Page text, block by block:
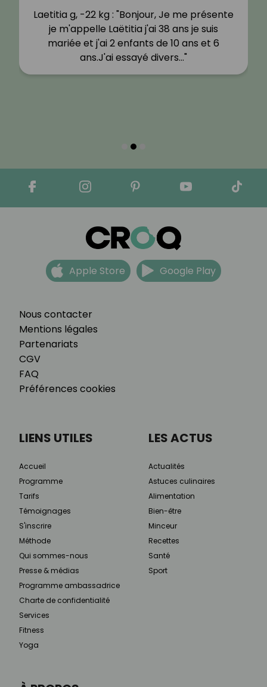
Laetitia g, -22 kg : "Bonjour, Je me présente
je m'appelle Laëtitia j'ai 38 ans je suis
mariée et j'ai 2 enfants de 10 ans et 6
ans.J'ai essayé divers…"
Nous contacter
Mentions légales
Partenariats
CGV
FAQ
Préférences cookies
Apple Store Google Play
LIENS UTILES
Accueil
Programme
Tarifs
Témoignages
S'inscrire
Méthode
Qui sommes-nous
Presse & médias
Programme ambassadrice
Charte de confidentialité
Services
Fitness
Yoga
LES ACTUS
Actualités
Astuces culinaires
Alimentation
Bien-être
Minceur
Recettes
Santé
Sport